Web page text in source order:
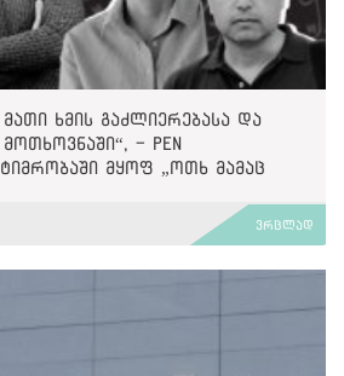
ხმის გაძლიერებასა და
- PEN
მყოფ „ოთხ მამაც
ვრცლად